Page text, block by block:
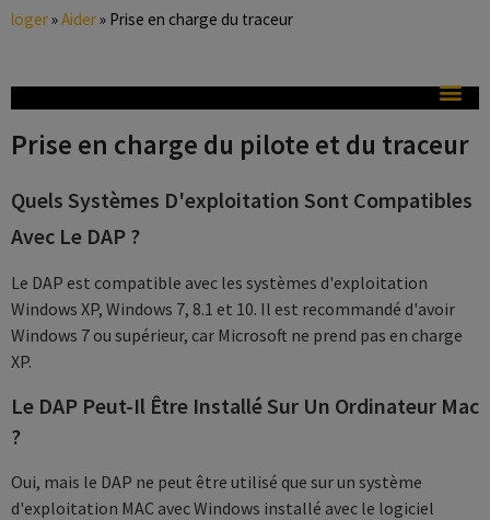
loger»Aider» Prise en charge du traceur
Prise en charge du pilote et du traceur
Quels Systèmes D'exploitation Sont Compatibles
Avec Le DAP ?
Le DAP est compatible avec les systèmes d'exploitation
Windows XP, Windows 7, 8.1 et 10. Il est recommandé d'avoir
Windows 7 ou supérieur, car Microsoft ne prend pas en charge
XP.
Le DAP Peut-Il Être Installé Sur Un Ordinateur Mac
?
Oui, mais le DAP ne peut être utilisé que sur un système
d'exploitation MAC avec Windows installé avec le logiciel